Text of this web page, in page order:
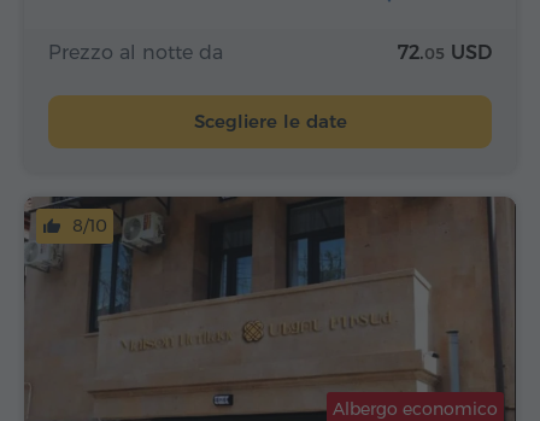
Prezzo al notte da 72.05 USD
Scegliere le date
Albergo economico
8/10